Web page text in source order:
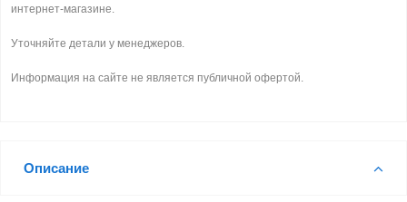
интернет-магазине.
Уточняйте детали у менеджеров.
Информация на сайте не является публичной офертой.
Описание